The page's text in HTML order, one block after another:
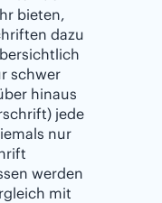
bieten,
dazu
schwer
hinaus
jede
nur
werden
mit